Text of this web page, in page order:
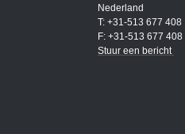
Nederland
T: +31-513 677 408
F: +31-513 677 408
Stuur een bericht